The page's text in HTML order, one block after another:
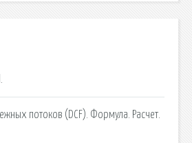
потоков (DCF). Формула. Расчет.